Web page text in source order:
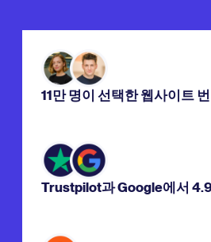
11만 명이 선택한 웹사이트
Trustpilot과 Google에서